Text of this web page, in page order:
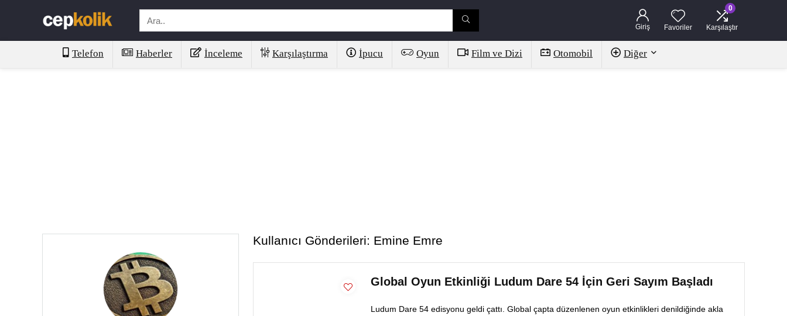
Giriş Favoriler
0
Karşılaştır
Telefon Haberler İnceleme Karşılaştırma İpucu Oyun Film ve Dizi Otomobil Diğer
Kullanıcı Gönderileri: Emine Emre
Global Oyun Etkinliği Ludum Dare 54 İçin Geri Sayım Başladı
Ludum Dare 54 edisyonu geldi çattı. Global çapta düzenlenen oyun etkinlikleri denildiğinde akla